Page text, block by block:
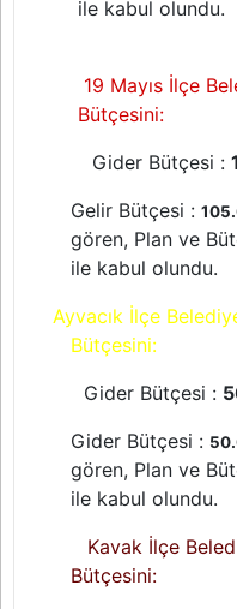
ile kabul olundu.
19 Mayıs İlçe
Bütçesini:
Gider Bütçesi :
Gelir Bütçesi :
gören, Plan ve
ile kabul olundu.
Ayvacık İlçe
Bütçesini:
Gider Bütçesi :
Gider Bütçesi :
gören, Plan ve
ile kabul olundu.
Kavak İlçe
Bütçesini: